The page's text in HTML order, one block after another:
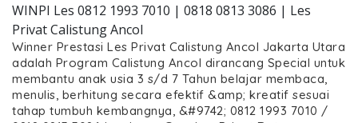
WINPI Les 0812 1993 7010 | 0818 0813 3086 | Les
Privat Calistung Ancol
Winner Prestasi Les Privat Calistung Ancol Jakarta Utara
adalah Program Calistung Ancol dirancang Special untuk
membantu anak usia 3 s/d 7 Tahun belajar membaca,
menulis, berhitung secara efektif &amp; kreatif sesuai
tahap tumbuh kembangnya, &#9742; 0812 1993 7010 /